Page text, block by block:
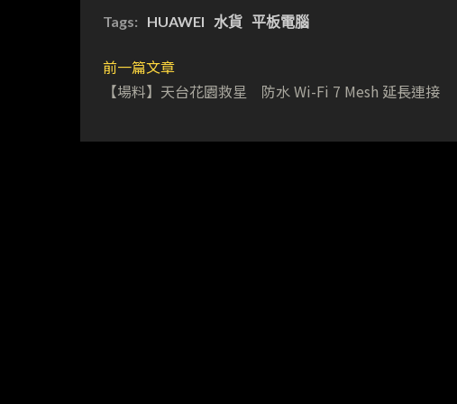
Tags: HUAWEI 水貨 平板電腦
前一篇文章
【場料】天台花園救星 防水 Wi-Fi 7 Mesh 延長連接